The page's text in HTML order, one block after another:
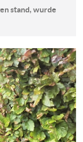
stand, wurde